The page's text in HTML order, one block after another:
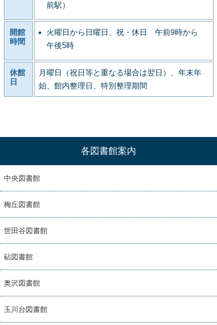
前駅）
開館
時間
火曜日から日曜日、祝・休日 午前9時から
午後5時
休館
日
月曜日（祝日等と重なる場合は翌日）、年末年
始、館内整理日、特別整理期間
各図書館案内
中央図書館
梅丘図書館
世田谷図書館
砧図書館
奥沢図書館
玉川台図書館